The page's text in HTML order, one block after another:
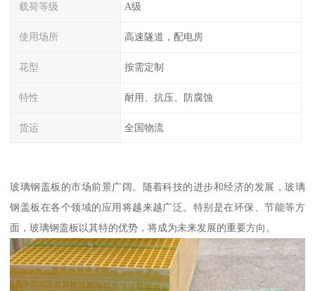
载荷等级 A级
使用场所 高速隧道，配电房
花型 按需定制
特性 耐用、抗压、防腐蚀
货运 全国物流
玻璃钢盖板的市场前景广阔。随着科技的进步和经济的发展，玻璃
钢盖板在各个领域的应用将越来越广泛。特别是在环保、节能等方
面，玻璃钢盖板以其特的优势，将成为未来发展的重要方向。